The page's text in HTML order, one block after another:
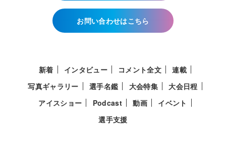
お問い合わせはこちら
新着 インタビュー コメント全文
連載
写真ギャラリー
選手名鑑 大会特集
大会日程
アイスショー
Podcast 動画
イベント
選手支援